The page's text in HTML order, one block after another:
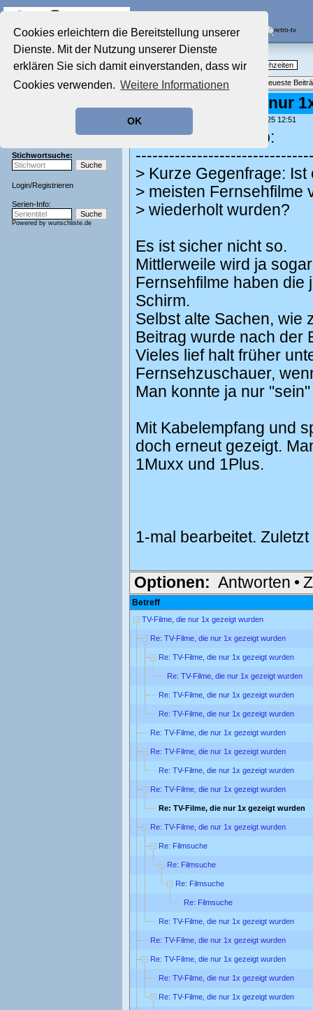
Cookies erleichtern die Bereitstellung unserer
Dienste. Mit der Nutzung unserer Dienste
erklären Sie sich damit einverstanden, dass wir
Cookies verwenden. Weitere Informationen
OK
Startseite
Aktuelles Forum
Film-Forum
Zeichentrick-Forum
Stichwortsuche:
Login/Registrieren
Serien-Info:
Powered by wunschliste.de
Nostalgieecke
TV-Erinnerungen an gute, alte Fernsehzeiten
Themenübersicht • Neues Thema Neueste
Re: TV-Filme, die nur
geschrieben von: , 02.04.25 12:51
Mr. Koofen schrieb:
> Kurze Gegenfrage:
> meisten Fernsehfilme
> wiederholt wurden?
Es ist sicher nicht so.
Mittlerweile wird ja
Fernsehfilme haben die
Schirm.
Selbst alte Sachen, wie
Beitrag wurde nach der
Vieles lief halt früher
Fernsehzuschauer,
Man konnte ja nur
Mit Kabelempfang und
doch erneut gezeigt.
1Muxx und 1Plus.
1-mal bearbeitet.
Optionen: Antworten •
Betreff
TV-Filme, die nur 1x gezeigt wurden
Re: TV-Filme, die nur 1x gezeigt wurden
Re: TV-Filme, die nur 1x gezeigt wurden
Re: TV-Filme, die nur 1x gezeigt wurden
Re: TV-Filme, die nur 1x gezeigt wurden
Re: TV-Filme, die nur 1x gezeigt wurden
Re: TV-Filme, die nur 1x gezeigt wurden
Re: TV-Filme, die nur 1x gezeigt wurden
Re: TV-Filme, die nur 1x gezeigt wurden
Re: TV-Filme, die nur 1x gezeigt wurden
Re: TV-Filme, die nur 1x gezeigt wurden
Re: TV-Filme, die nur 1x gezeigt wurden
Re: Filmsuche
Re: Filmsuche
Re: Filmsuche
Re: Filmsuche
Re: TV-Filme, die nur 1x gezeigt wurden
Re: TV-Filme, die nur 1x gezeigt wurden
Re: TV-Filme, die nur 1x gezeigt wurden
Re: TV-Filme, die nur 1x gezeigt wurden
Re: TV-Filme, die nur 1x gezeigt wurden